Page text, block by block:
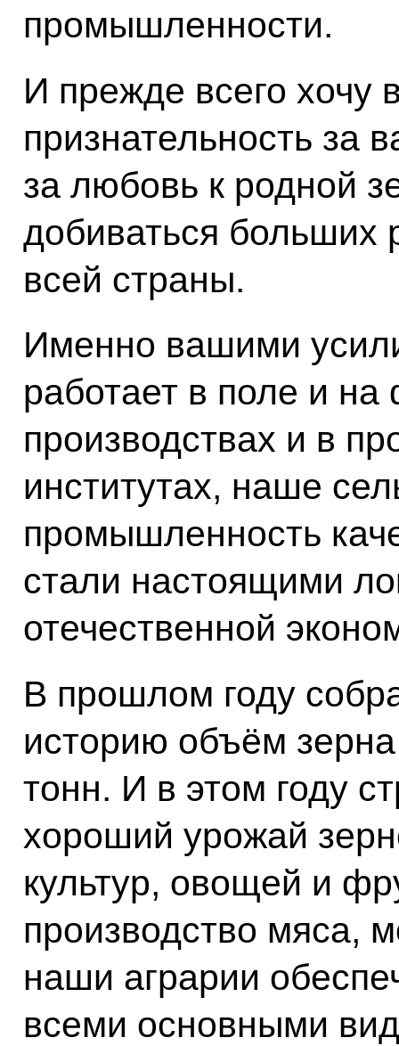
промышленности.
И прежде всего хочу
признательность за
за любовь к родной
добиваться больших
всей страны.
Именно вашими
работает в поле и
производствах и в
институтах, наше
промышленность
стали настоящими
отечественной
В прошлом году
историю объём
тонн. И в этом году
хороший урожай
культур, овощей и
производство мяса,
наши аграрии
всеми основными